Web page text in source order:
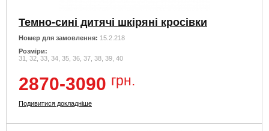
Темно-сині дитячі шкіряні кросівки
Номер для замовлення: 15.2.218
Розміри:
31, 32, 33, 34, 35, 36, 37, 38, 39, 40
2870-3090 грн.
Подивитися докладніше